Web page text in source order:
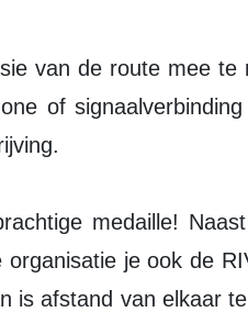
of
medaille!
je ook de
is afstand van elkaar